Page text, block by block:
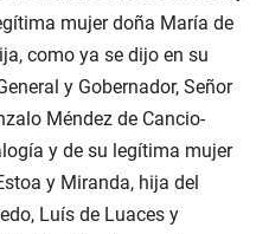
mujer doña María de
como ya se dijo en su
y Gobernador, Señor
Méndez de Cancio-
y de su legítima mujer
y Miranda, hija del
Luís de Luaces y